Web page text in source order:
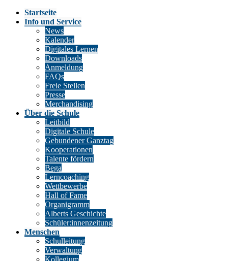
Startseite
Info und Service
News
Kalender
Digitales Lernen
Downloads
Anmeldung
FAQs
Freie Stellen
Presse
Merchandising
Über die Schule
Leitbild
Digitale Schule
Gebundener Ganztag
Kooperationen
Talente fördern
Bega
Lerncoaching
Wettbewerbe
Hall of Fame
Organigramm
Alberts Geschichte
Schüler:innenzeitung
Menschen
Schulleitung
Verwaltung
Kollegium